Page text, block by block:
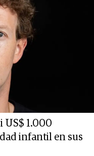
US$ 1.000
infantil en sus